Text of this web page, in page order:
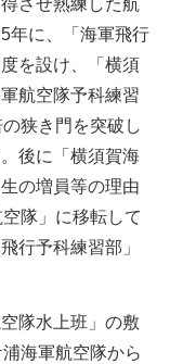
させ熟練した航
年に、「海軍飛行
を設け、「横須
航空隊予科練習
狭き門を突破し
後に「横須賀海
の増員等の理由
隊」に移転して
行予科練習部」
隊水上班」の敷
海軍航空隊から